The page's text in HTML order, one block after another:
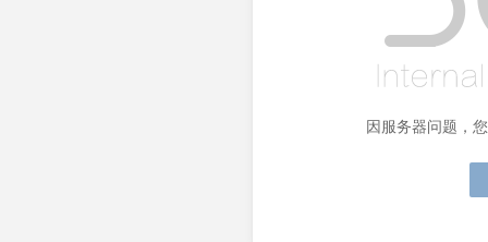
因服务器问题，